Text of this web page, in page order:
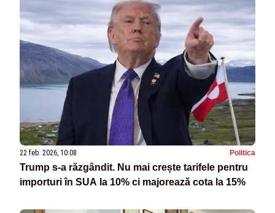
22 feb. 2026, 10:08 Politica
Trump s-a răzgândit. Nu mai crește tarifele pentru
importuri în SUA la 10% ci majorează cota la 15%